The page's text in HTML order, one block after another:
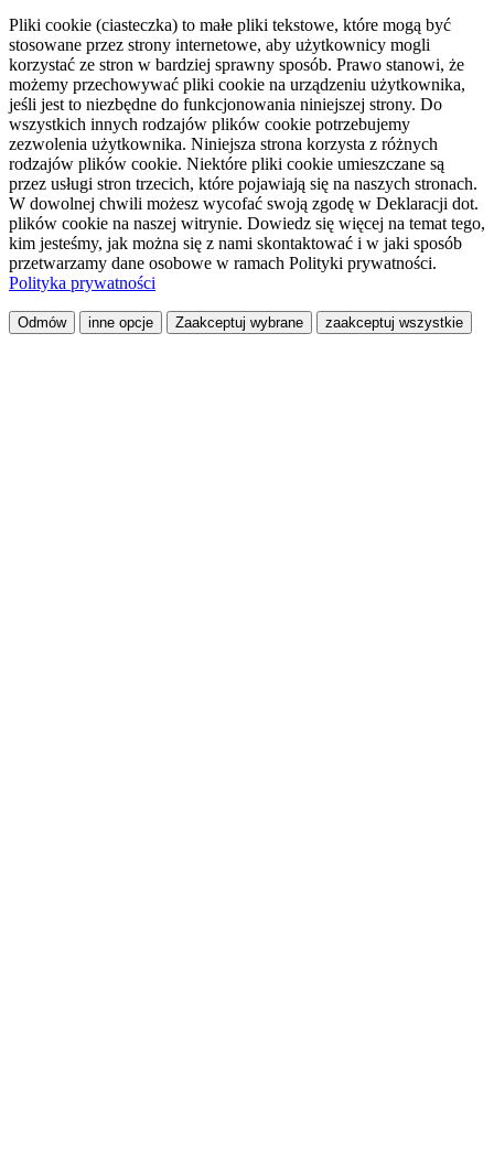
Pliki cookie (ciasteczka) to małe pliki tekstowe, które mogą być
stosowane przez strony internetowe, aby użytkownicy mogli
korzystać ze stron w bardziej sprawny sposób. Prawo stanowi, że
możemy przechowywać pliki cookie na urządzeniu użytkownika,
jeśli jest to niezbędne do funkcjonowania niniejszej strony. Do
wszystkich innych rodzajów plików cookie potrzebujemy
zezwolenia użytkownika. Niniejsza strona korzysta z różnych
rodzajów plików cookie. Niektóre pliki cookie umieszczane są
przez usługi stron trzecich, które pojawiają się na naszych stronach.
W dowolnej chwili możesz wycofać swoją zgodę w Deklaracji dot.
plików cookie na naszej witrynie. Dowiedz się więcej na temat tego,
kim jesteśmy, jak można się z nami skontaktować i w jaki sposób
przetwarzamy dane osobowe w ramach Polityki prywatności.
Polityka prywatności
Odmów inne opcje Zaakceptuj wybrane zaakceptuj wszystkie